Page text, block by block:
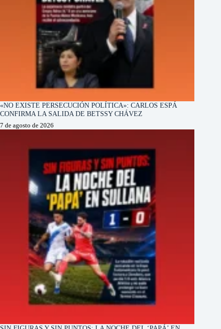
«NO EXISTE PERSECUCIÓN POLÍTICA»: CARLOS ESPÁ
CONFIRMA LA SALIDA DE BETSSY CHÁVEZ
7 de agosto de 2026